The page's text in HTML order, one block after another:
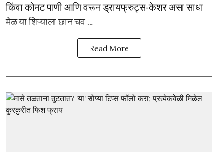
किंवा कोमट पाणी आणि वरून ड्रायफ्रुट्स-केशर असा साधा
मेळ या शिऱ्याला छान चव ...
Read More